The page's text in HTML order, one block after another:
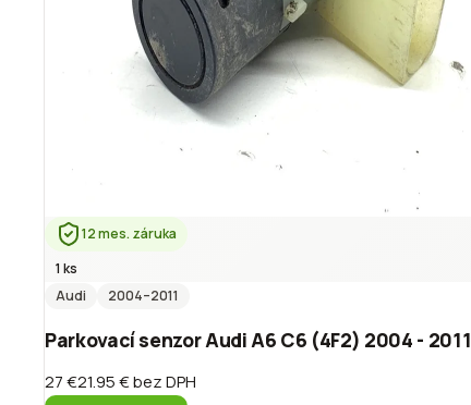
12 mes. záruka
1 ks
Audi
2004–2011
Parkovací senzor Audi A6 C6 (4F2) 2004 - 2011
27 €21.95 €bez DPH